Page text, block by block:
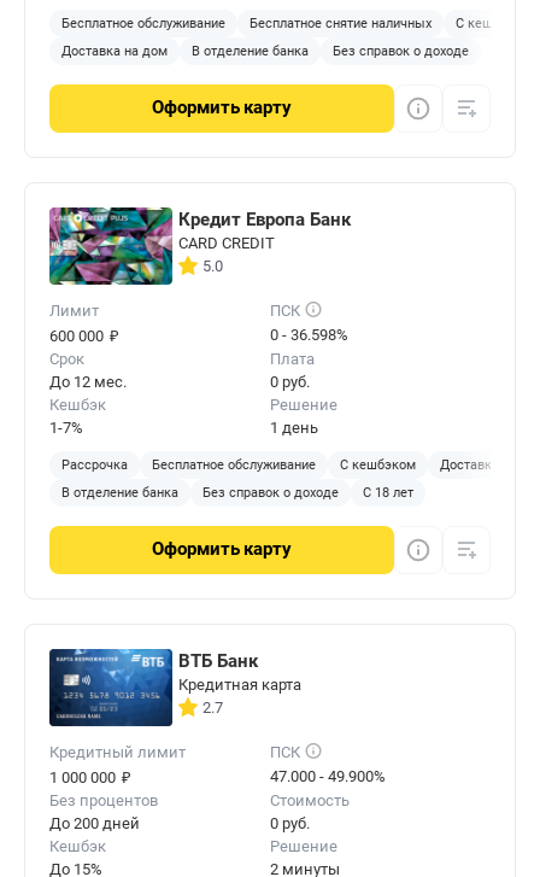
Бесплатное обслуживание Бесплатное снятие наличных
С кешбэком
Доставка на дом
В отделение банка Без справок о доходе
Оформить карту
Кредит Европа Банк
CARD CREDIT
5.0
Лимит
600 000 ₽
ПСК
0 - 36.598%
Срок
До 12 мес.
Плата
0 руб.
Кешбэк
1-7%
Решение
1 день
Рассрочка Бесплатное обслуживание С кешбэком
Доставка на
В отделение банка
Без справок о доходе С 18 лет
Оформить карту
ВТБ Банк
Кредитная карта
2.7
Кредитный лимит
1 000 000 ₽
ПСК
47.000 - 49.900%
Без процентов
До 200 дней
Стоимость
0 руб.
Кешбэк
До 15%
Решение
2 минуты